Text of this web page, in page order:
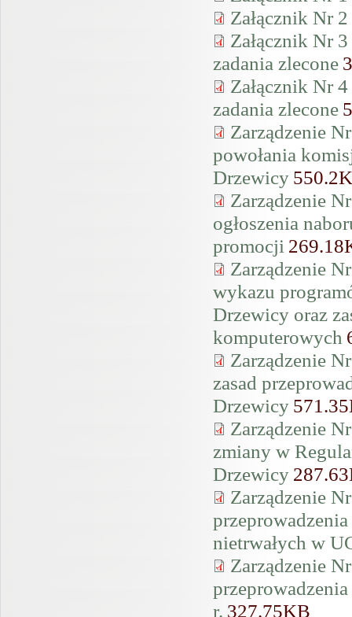
Załącznik Nr
Załącznik Nr
zadania zlecone
Załącznik Nr
zadania zlecone
Zarządzenie
powołania
Drzewicy
Zarządzenie
ogłoszenia
promocji
Zarządzenie
wykazu
Drzewicy oraz
komputerowych
Zarządzenie
zasad
Drzewicy
Zarządzenie
zmiany w
Drzewicy
Zarządzenie
nietrwałych w
Zarządzenie
r. 327.75KB